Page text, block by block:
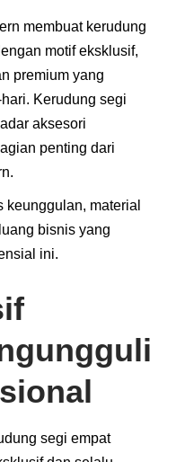
membuat kerudung
motif eksklusif,
premium yang
Kerudung segi
aksesori
penting dari
material
bisnis yang
ini.
segi empat